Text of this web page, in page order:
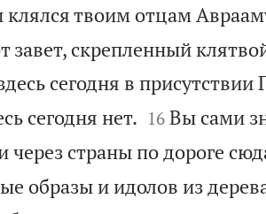
клялся твоим отцам
завет, скрепленный
сегодня в присутствии
сегодня нет.
16 Вы сами
через страны по дороге
образы и идолов из